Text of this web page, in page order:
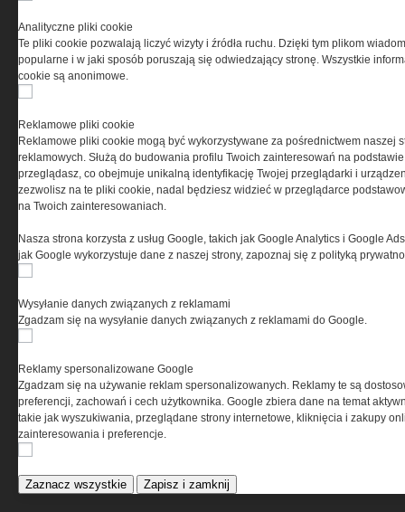
Korzystanie z portalu jest równoznaczne
z zaakceptowaniem warunków ustanowionych
0000537655, NIP 1132860378, REGON 146393437
(zwana dalej Grupa MEDIUM) w postaci Regulaminu.
Przeczytaj regulamin
Ta witryna wykorzystuje pliki cookies do przechowywania
w tym w sposób dostosowany do indywidualnych potrzeb.
Korzystanie z witryny bez zmiany ustawień dotyczących
cookies oznacza, że będą one zamieszczane w Twoim
urządzeniu końcowym. W każdym momencie możesz
dokonać zmiany ustawień przeglądarki dotyczących
prywatnościorazinformacją o cookies
Analityczne pliki cookie
Te pliki cookie pozwalają liczyć wizyty i źródła ruchu. Dzięki tym plikom
popularne i w jaki sposób poruszają się odwiedzający stronę. Wszystkie
cookie są anonimowe.
Reklamowe pliki cookie
Reklamowe pliki cookie mogą być wykorzystywane za pośrednictwem naszej
reklamowych. Służą do budowania profilu Twoich zainteresowań na
przeglądasz, co obejmuje unikalną identyfikację Twojej przeglądarki i
zezwolisz na te pliki cookie, nadal będziesz widzieć w przeglądarce
na Twoich zainteresowaniach.
Nasza strona korzysta z usług Google, takich jak Google Analytics i Google
jak Google wykorzystuje dane z naszej strony, zapoznaj się z polityką
Wysyłanie danych związanych z reklamami
Zgadzam się na wysyłanie danych związanych z reklamami do Google.
Reklamy spersonalizowane Google
Zgadzam się na używanie reklam spersonalizowanych. Reklamy te są
preferencji, zachowań i cech użytkownika. Google zbiera dane na temat
takie jak wyszukiwania, przeglądane strony internetowe, kliknięcia i zakupy
zainteresowania i preferencje.
Zaznacz wszystkie Zapisz i zamknij